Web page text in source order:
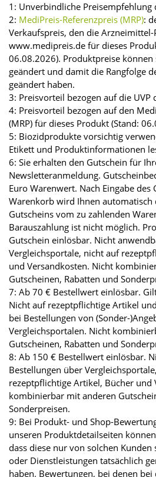
1: Unverbindliche Preisempfehlung
2: MediPreis-Referenzpreis (MRP):
Verkaufspreis, den die
www.medipreis.de für dieses
06.08.2026). Produktpreise können
geändert und damit die Rangfolge
geändert haben.
3: Preisvorteil bezogen auf die UVP
4: Preisvorteil bezogen auf den
(MRP) für dieses Produkt (Stand:
5: Biozidprodukte vorsichtig
Etikett und Produktinformationen
6: Sie erhalten den Gutschein für
Newsletteranmeldung.
Euro Warenwert. Nach Eingabe des
Warenkorb wird Ihnen automatisch
Gutscheins vom zu zahlenden
Barauszahlung ist nicht möglich.
Gutschein einlösbar. Nicht
Vergleichsportale, nicht auf
und Versandkosten. Nicht
Gutscheinen, Rabatten und
7: Ab 70 € Bestellwert einlösbar.
Nicht auf rezeptpflichtige Artikel
bei Bestellungen von (Sonder-
Vergleichsportalen. Nicht
Gutscheinen, Rabatten und
8: Ab 150 € Bestellwert einlösbar.
Bestellungen über
rezeptpflichtige Artikel, Bücher und
kombinierbar mit anderen
Sonderpreisen.
9: Bei Produkt- und Shop-
unseren Produktdetailseiten
dass diese nur von solchen
oder Dienstleistungen tatsächlich
haben. Bewertungen, bei denen bei